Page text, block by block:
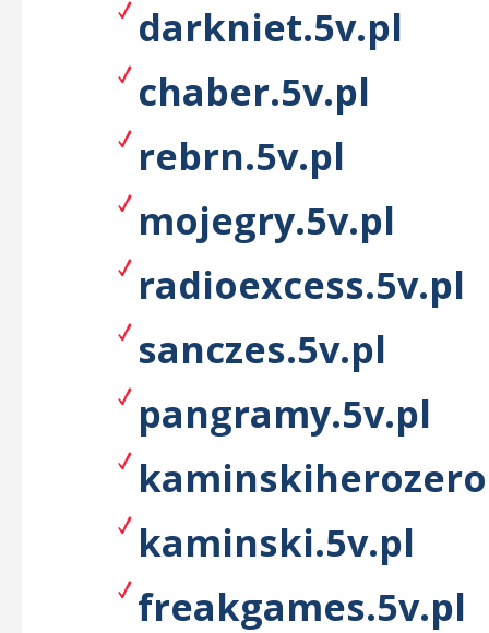
darkniet.5v.pl
chaber.5v.pl
rebrn.5v.pl
mojegry.5v.pl
radioexcess.5v.pl
sanczes.5v.pl
pangramy.5v.pl
kaminski.5v.pl
freakgames.5v.pl